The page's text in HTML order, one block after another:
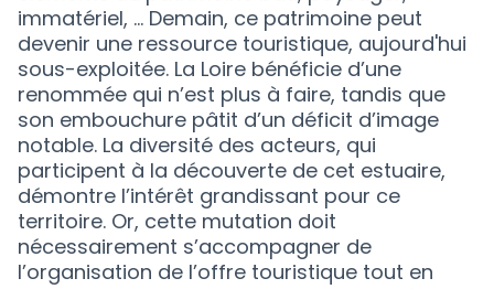
immatériel, … Demain, ce patrimoine peut
devenir une ressource touristique, aujourd'hui
sous-exploitée. La Loire bénéficie d’une
renommée qui n’est plus à faire, tandis que
son embouchure pâtit d’un déficit d’image
notable. La diversité des acteurs, qui
participent à la découverte de cet estuaire,
démontre l’intérêt grandissant pour ce
territoire. Or, cette mutation doit
nécessairement s’accompagner de
l’organisation de l’offre touristique tout en